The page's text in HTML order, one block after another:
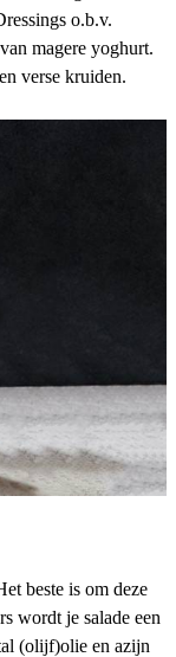
o.b.v.
magere yoghurt.
verse kruiden.
beste is om deze
wordt je salade een
(olijf)olie en azijn